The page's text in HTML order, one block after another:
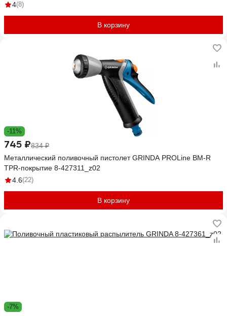
4(8)
В корзину
-11%
745 ₽834 ₽
Металлический поливочный пистолет GRINDA PROLine BM-R
TPR-покрытие 8-427311_z02
4.6(22)
В корзину
-7%